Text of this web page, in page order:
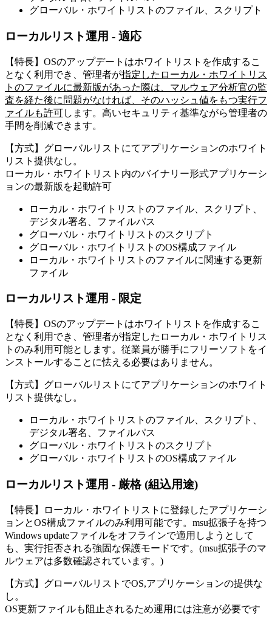
グローバル・ホワイトリストのファイル、スクリプト
ローカルリスト運用 - 適応
【特長】OSのアップデートはホワイトリストを作成するこ
となく利用でき、管理者が指定したローカル・ホワイトリス
トのファイルに最新版があった際は、マルウェア分析官の監
査を経た後に問題がなければ、そのハッシュ値をもつ実行フ
ァイルも許可します。高いセキュリティ基準ながら管理者の
手間を削減できます。
【方式】グローバルリストにてアプリケーションのホワイト
リスト提供なし。
ローカル・ホワイトリスト内のバイナリー形式アプリケーシ
ョンの最新版を起動許可
ローカル・ホワイトリストのファイル、スクリプト、
デジタル署名、ファイルパス
グローバル・ホワイトリストのスクリプト
グローバル・ホワイトリストのOS構成ファイル
ローカル・ホワイトリストのファイルに関連する更新
ファイル
ローカルリスト運用 - 限定
【特長】OSのアップデートはホワイトリストを作成するこ
となく利用でき、管理者が指定したローカル・ホワイトリス
トのみ利用可能とします。従業員が勝手にフリーソフトをイ
ンストールすることに怯える必要はありません。
【方式】グローバルリストにてアプリケーションのホワイト
リスト提供なし。
ローカル・ホワイトリストのファイル、スクリプト、
デジタル署名、ファイルパス
グローバル・ホワイトリストのスクリプト
グローバル・ホワイトリストのOS構成ファイル
ローカルリスト運用 - 厳格 (組込用途)
【特長】ローカル・ホワイトリストに登録したアプリケーシ
ョンとOS構成ファイルのみ利用可能です。msu拡張子を持つ
Windows updateファイルをオフラインで適用しようとして
も、実行拒否される強固な保護モードです。(msu拡張子のマ
ルウェアは多数確認されています。)
【方式】グローバルリストでOS,アプリケーションの提供な
し。
OS更新ファイルも阻止されるため運用には注意が必要です